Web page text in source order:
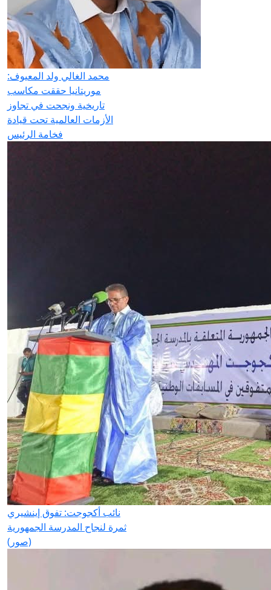
محمد الغالي ولد المعيوف:
موريتانيا حققت مكاسب
تاريخية ونجحت في تجاوز
الأزمات العالمية تحت قيادة
فخامة الرئيس
نائب أكجوجت: تفوق إينشيري
ثمرة لنجاح المدرسة الجمهورية
(صور)